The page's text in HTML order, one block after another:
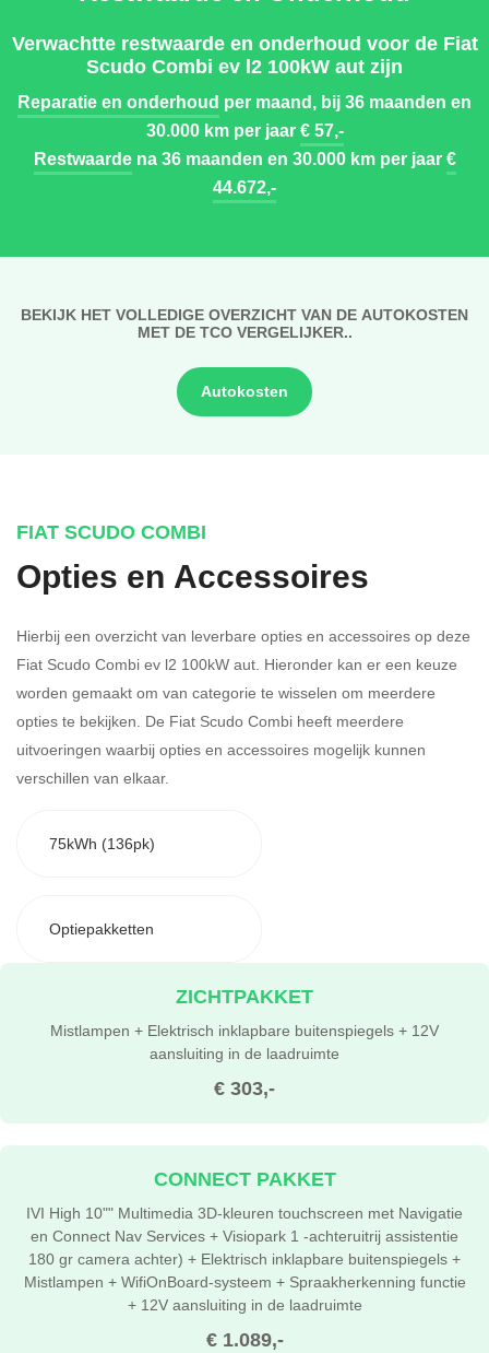
Verwachtte restwaarde en onderhoud voor de Fiat
Scudo Combi ev l2 100kW aut zijn
Reparatie en onderhoud per maand, bij 36 maanden en
30.000 km per jaar€ 57,-
Restwaardena 36 maanden en 30.000 km per jaar€
44.672,-
BEKIJK HET VOLLEDIGE OVERZICHT VAN DE AUTOKOSTEN
MET DE TCO VERGELIJKER..
Autokosten
FIAT SCUDO COMBI
Opties en Accessoires
Hierbij een overzicht van leverbare opties en accessoires op deze
Fiat Scudo Combi ev l2 100kW aut. Hieronder kan er een keuze
worden gemaakt om van categorie te wisselen om meerdere
opties te bekijken. De Fiat Scudo Combi heeft meerdere
uitvoeringen waarbij opties en accessoires mogelijk kunnen
verschillen van elkaar.
75kWh (136pk)
Optiepakketten
€ 303,-
ZICHTPAKKET
Mistlampen + Elektrisch inklapbare buitenspiegels + 12V
aansluiting in de laadruimte
€ 1.089,-
CONNECT PAKKET
IVI High 10"" Multimedia 3D-kleuren touchscreen met Navigatie
en Connect Nav Services + Visiopark 1 -achteruitrij assistentie
180 gr camera achter) + Elektrisch inklapbare buitenspiegels +
Mistlampen + WifiOnBoard-systeem + Spraakherkenning functie
+ 12V aansluiting in de laadruimte